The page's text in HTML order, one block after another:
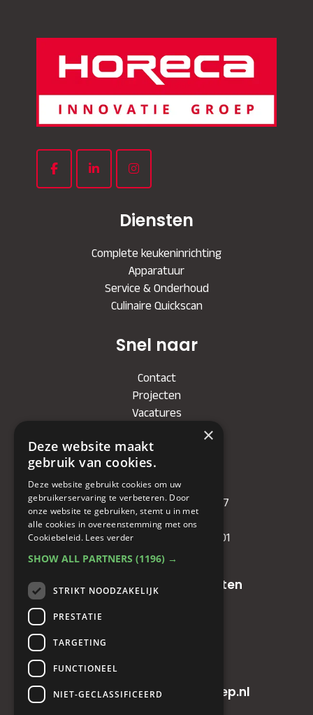
Diensten
Complete keukeninrichting
Apparatuur
Service & Onderhoud
Culinaire Quickscan
Snel naar
Contact
Projecten
Vacatures
Bedrijf
KVK: 71479090
IBAN : NL81RABO0349089957
BIC :
RABONL2U
BTW (VAT) :
NL. 858732191.B01
Oude baan 49, 5125 NG Hulten
+31(0)161 23 48 68
info@horecainnovatiegroep.nl
×
Deze website maakt
gebruik van cookies.
Deze website gebruikt cookies om uw
gebruikerservaring te verbeteren. Door
onze website te gebruiken, stemt u in met
alle cookies in overeenstemming met ons
Cookiebeleid. Lees verder
SHOW ALL PARTNERS (1196) →
STRIKT NOODZAKELIJK
PRESTATIE
TARGETING
FUNCTIONEEL
NIET-GECLASSIFICEERD